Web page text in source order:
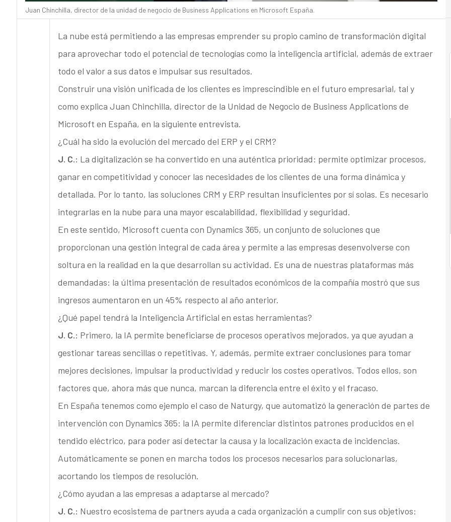
Juan Chinchilla, director de la unidad de negocio de Business Applications en Microsoft España.
La nube está permitiendo a las empresas emprender su propio camino de transformación digital
para aprovechar todo el potencial de tecnologías como la inteligencia artificial, además de extraer
todo el valor a sus datos e impulsar sus resultados.
Construir una visión unificada de los clientes es imprescindible en el futuro empresarial, tal y
como explica Juan Chinchilla, director de la Unidad de Negocio de Business Applications de
Microsoft en España, en la siguiente entrevista.
¿Cuál ha sido la evolución del mercado del ERP y el CRM?
J. C.: La digitalización se ha convertido en una auténtica prioridad: permite optimizar procesos,
ganar en competitividad y conocer las necesidades de los clientes de una forma dinámica y
detallada. Por lo tanto, las soluciones CRM y ERP resultan insuficientes por sí solas. Es necesario
integrarlas en la nube para una mayor escalabilidad, flexibilidad y seguridad.
En este sentido, Microsoft cuenta con Dynamics 365, un conjunto de soluciones que
proporcionan una gestión integral de cada área y permite a las empresas desenvolverse con
soltura en la realidad en la que desarrollan su actividad. Es una de nuestras plataformas más
demandadas: la última presentación de resultados económicos de la compañía mostró que sus
ingresos aumentaron en un 45% respecto al año anterior.
¿Qué papel tendrá la Inteligencia Artificial en estas herramientas?
J. C.: Primero, la IA permite beneficiarse de procesos operativos mejorados, ya que ayudan a
gestionar tareas sencillas o repetitivas. Y, además, permite extraer conclusiones para tomar
mejores decisiones, impulsar la productividad y reducir los costes operativos. Todos ellos, son
factores que, ahora más que nunca, marcan la diferencia entre el éxito y el fracaso.
En España tenemos como ejemplo el caso de Naturgy, que automatizó la generación de partes de
intervención con Dynamics 365: la IA permite diferenciar distintos patrones producidos en el
tendido eléctrico, para poder así detectar la causa y la localización exacta de incidencias.
Automáticamente se ponen en marcha todos los procesos necesarios para solucionarlas,
acortando los tiempos de resolución.
¿Cómo ayudan a las empresas a adaptarse al mercado?
J. C.: Nuestro ecosistema de partners ayuda a cada organización a cumplir con sus objetivos: